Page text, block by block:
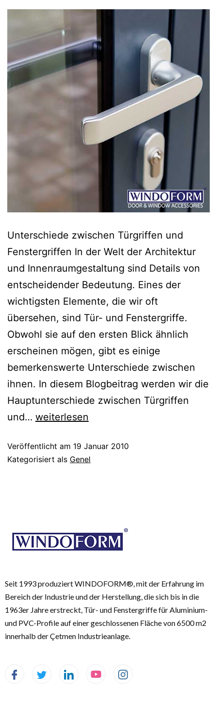
Unterschiede zwischen Türgriffen und
Fenstergriffen In der Welt der Architektur
und Innenraumgestaltung sind Details von
entscheidender Bedeutung. Eines der
wichtigsten Elemente, die wir oft
übersehen, sind Tür- und Fenstergriffe.
Obwohl sie auf den ersten Blick ähnlich
erscheinen mögen, gibt es einige
bemerkenswerte Unterschiede zwischen
ihnen. In diesem Blogbeitrag werden wir die
Hauptunterschiede zwischen Türgriffen
und… weiterlesen
Veröffentlicht am 19 Januar 2010
Kategorisiert als Genel
Seit 1993 produziert WINDOFORM®, mit der Erfahrung im
Bereich der Industrie und der Herstellung, die sich bis in die
1963er Jahre erstreckt, Tür- und Fenstergriffe für Aluminium-
und PVC-Profile auf einer geschlossenen Fläche von 6500 m2
innerhalb der Çetmen Industrieanlage.